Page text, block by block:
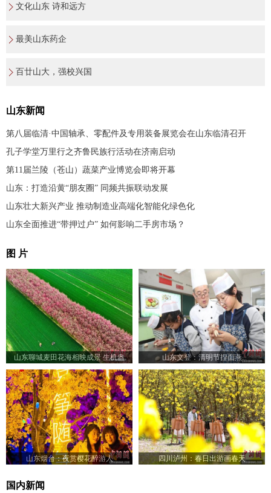
文化山东 诗和远方
最美山东药企
百廿山大，强校兴国
山东新闻
第八届临清·中国轴承、零配件及专用装备展览会在山东临清召开
孔子学堂万里行之齐鲁民族行活动在济南启动
第11届兰陵（苍山）蔬菜产业博览会即将开幕
山东：打造沿黄“朋友圈” 同频共振联动发展
山东壮大新兴产业 推动制造业高端化智能化绿色化
山东全面推进“带押过户” 如何影响二手房市场？
图 片
山东聊城麦田花海相映成景 生机盎
然“颜值”出圈
山东文登：清明节捏面燕
山东烟台：夜赏樱花醉游人 四川泸州：春日出游画春天
国内新闻